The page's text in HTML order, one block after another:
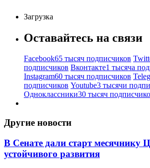
Загрузка
Оставайтесь на связи
Facebook65 тысяч подписчиков
подписчиков Вконтакте1 тысяча
Instagram60 тысяч подписчиков
подписчиков Youtube3 тысячи
Одноклассники30 тысяч
Другие новости
В Сенате дали старт месячнику
устойчивого развития